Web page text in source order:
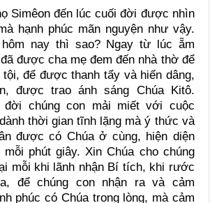
Simêon đến lúc cuối đời được nhìn
hạnh phúc mãn nguyện như vậy.
nay thì sao? Ngay từ lúc ẵm
được cha mẹ đem đến nhà thờ để
để được thanh tẩy và hiến dâng,
được trao ánh sáng Chúa Kitô.
đời chúng con mải miết với cuộc
thời gian tĩnh lặng mà ý thức và
được có Chúa ở cùng, hiện diện
mỗi phút giây. Xin Chúa cho chúng
mỗi khi lãnh nhận Bí tích, khi rước
để chúng con nhận ra và cảm
phúc có Chúa trong lòng, mà cảm